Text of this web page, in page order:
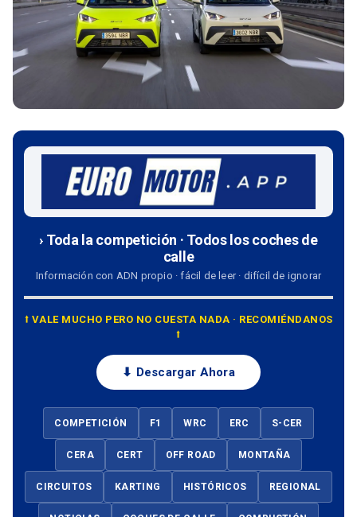
› Toda la competición · Todos los coches de
calle
Información con ADN propio · fácil de leer · difícil de ignorar
⭡ VALE MUCHO PERO NO CUESTA NADA · RECOMIÉNDANOS
⭡
⬇ Descargar Ahora
COMPETICIÓN F1 WRC ERC S-CER
CERA CERT OFF ROAD MONTAÑA
CIRCUITOS KARTING HISTÓRICOS REGIONAL